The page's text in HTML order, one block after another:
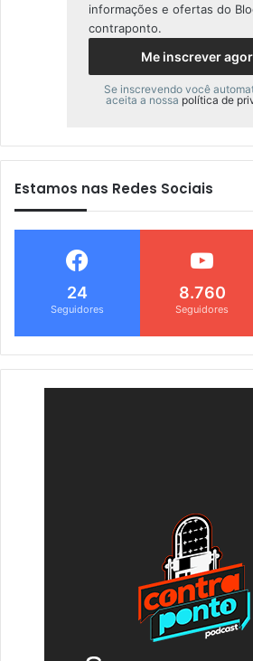
informações e ofertas do
contraponto.
Se inscrevendo você
aceita a nossa política de
Estamos nas Redes Sociais
24
Seguidores
8.760
Seguidores